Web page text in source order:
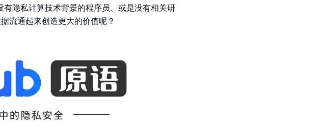
隐私计算技术背景的程序员、或是没有相关研
流通起来创造更大的价值呢？